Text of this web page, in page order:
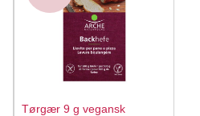
Tørgær 9 g vegansk